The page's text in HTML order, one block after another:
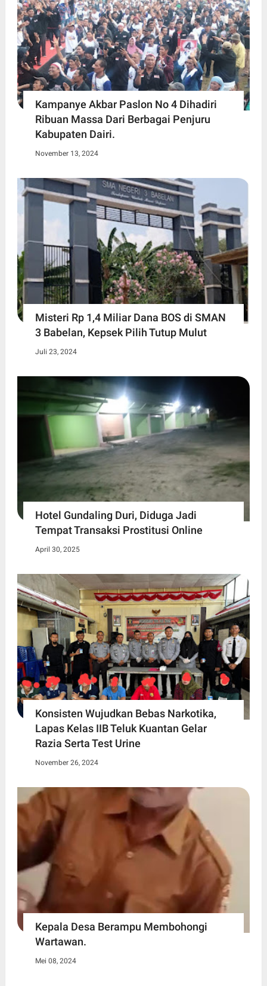
Kampanye Akbar Paslon No 4 Dihadiri
Ribuan Massa Dari Berbagai Penjuru
Kabupaten Dairi.
November 13, 2024
Misteri Rp 1,4 Miliar Dana BOS di SMAN
3 Babelan, Kepsek Pilih Tutup Mulut
Juli 23, 2024
Hotel Gundaling Duri, Diduga Jadi
Tempat Transaksi Prostitusi Online
April 30, 2025
Konsisten Wujudkan Bebas Narkotika,
Lapas Kelas IIB Teluk Kuantan Gelar
Razia Serta Test Urine
November 26, 2024
Kepala Desa Berampu Membohongi
Wartawan.
Mei 08, 2024